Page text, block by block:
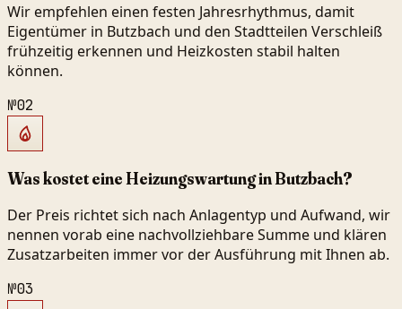
Wir empfehlen einen festen Jahresrhythmus, damit
Eigentümer in Butzbach und den Stadtteilen Verschleiß
frühzeitig erkennen und Heizkosten stabil halten
können.
№02
Was kostet eine Heizungswartung in Butzbach?
Der Preis richtet sich nach Anlagentyp und Aufwand, wir
nennen vorab eine nachvollziehbare Summe und klären
Zusatzarbeiten immer vor der Ausführung mit Ihnen ab.
№03